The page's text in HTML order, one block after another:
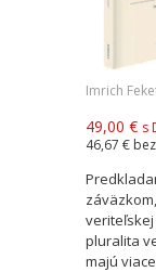
Imrich
49,00 € s
46,67 €
pluralita
majú